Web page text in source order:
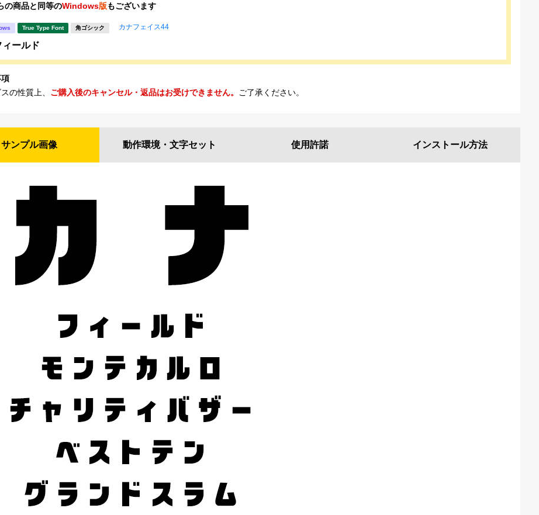
の商品と同等のWindows版もございます
True Type Font 角ゴシック カナフェイス44
ィールド
の性質上、 ご購入後のキャンセル・返品はお受けできません。 ご了承ください。
サンプル画像 動作環境・ 文字セット 使用許諾 インストール方法